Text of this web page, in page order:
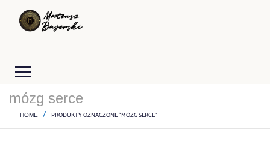
mózg serce
HOME PRODUKTY OZNACZONE “MÓZG SERCE”